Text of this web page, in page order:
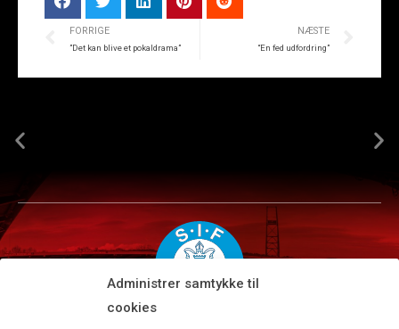
Administrer samtykke til
cookies
FORRIGE
”Det kan blive et pokaldrama”
NÆSTE
“En fed udfordring”